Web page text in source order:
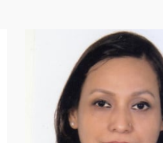
Sharmin Afroza
Principal (Acting)